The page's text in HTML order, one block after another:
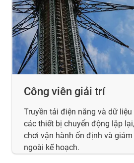
Công viên giải trí
Truyền tải điện năng và dữ
các thiết bị chuyển động lặp
chơi vận hành ổn định và
ngoài kế hoạch.